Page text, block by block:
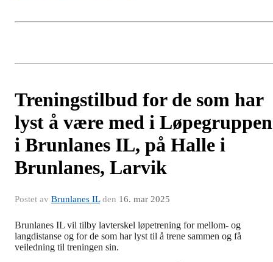
Treningstilbud for de som har
lyst å være med i Løpegruppen
i Brunlanes IL, på Halle i
Brunlanes, Larvik
Postet av Brunlanes ILden 16. mar 2025
Brunlanes IL vil tilby lavterskel løpetrening for mellom- og
langdistanse og for de som har lyst til å trene sammen og få
veiledning til treningen sin.